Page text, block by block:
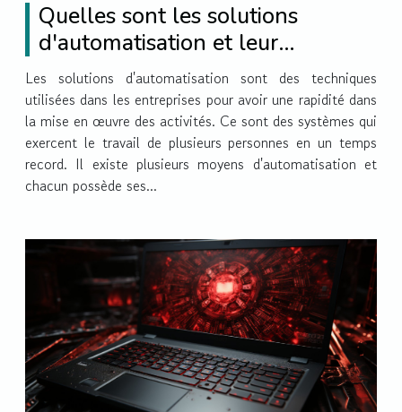
Quelles sont les solutions
d'automatisation et leur
avantage ?
Les solutions d'automatisation sont des techniques
utilisées dans les entreprises pour avoir une rapidité dans
la mise en œuvre des activités. Ce sont des systèmes qui
exercent le travail de plusieurs personnes en un temps
record. Il existe plusieurs moyens d'automatisation et
chacun possède ses...